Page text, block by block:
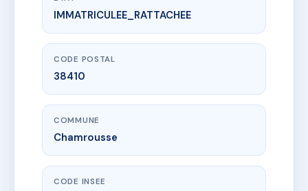
www.vme.plus/AA9463191
COPROPRIETE ARSELLE
202 av du pere tasse
IMMATRICULEE_RATTACHEE
CODE POSTAL
38410
COMMUNE
Chamrousse
CODE INSEE